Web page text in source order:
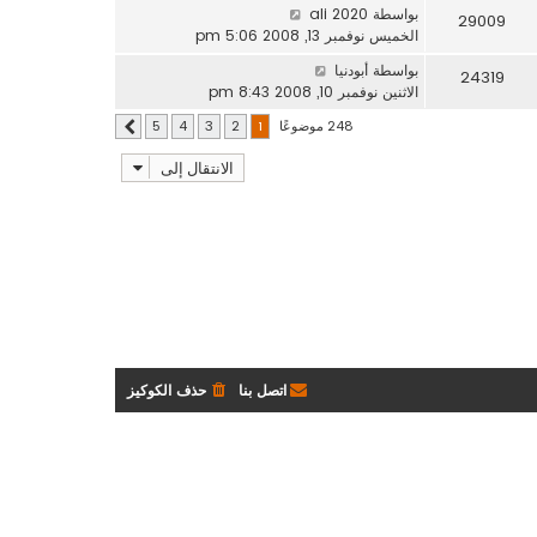
29009 بواسطة ali 2020
الخميس نوفمبر 13, 2008 5:06 pm
24319 بواسطة أبودنيا
الاثنين نوفمبر 10, 2008 8:43 pm
248 موضوعًا 1
2
3
4
5 التالي
الانتقال إلى
حذف الكوكيز اتصل بنا